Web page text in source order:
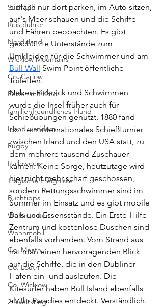
St Brigid
Reiseführer
Nordirland
Wicklow Mountains
Co. Carlow
Reisen mit Kind
familienfreundliches Irland
Irland wandern
Rugby
Halloween
Tragische Ereignisse
Buchtipps
Weihnachten
Wohnmobil
Co. Meath
Co. Louth
Co. Wicklow
2. Weltkrieg
einfach nur dort parken, im Auto sitzen,
auf's Meer schauen und die Schiffe
und Fähren beobachten. Es gibt
geschützte Unterstände zum
Umkleiden für die Schwimmer und am
Bull Wall Swim Point öffentliche
Toiletten.
Neben Picknick und Schwimmen
wurde die Insel früher auch für
Schießübungen genutzt. 1880 fand
dort ein internationales Schießturnier
zwischen Irland und den USA statt, zu
dem mehrere tausend Zuschauer
kamen. Keine Sorge, heutzutage wird
hier nicht mehr scharf geschossen,
sondern Rettungsschwimmer sind im
Sommer im Einsatz und es gibt mobile
Bars und Essensstände. Ein Erste-Hilfe-
Zentrum und kostenlose Duschen sind
ebenfalls vorhanden. Vom Strand aus
hat man einen hervorragenden Blick
auf die Schiffe, die in den Dubliner
Hafen ein- und auslaufen. Die
Kitesurfer haben Bull Island ebenfalls
als ihr Paradies entdeckt. Verständlich.